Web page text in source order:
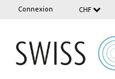
CHF
Connexion